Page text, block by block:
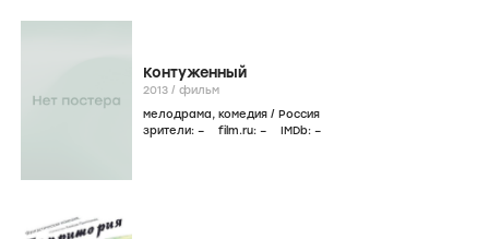
Контуженный
2013 / фильм
мелодрама, комедия / Россия
зрители: – film.ru: – IMDb: –